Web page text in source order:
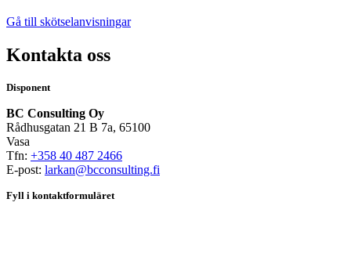
Gå till skötselanvisningar
Kontakta oss
Disponent
BC Consulting Oy
Rådhusgatan 21 B 7a, 65100
Vasa
Tfn: +358 40 487 2466
E-post: larkan@bcconsulting.fi
Fyll i kontaktformuläret